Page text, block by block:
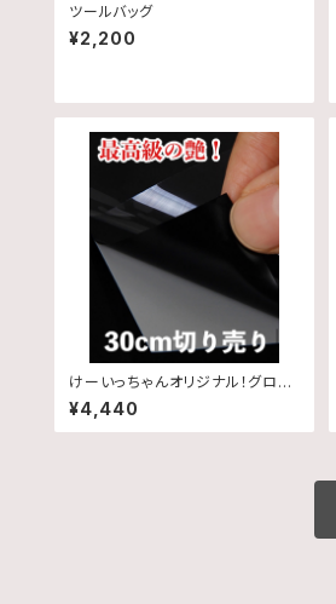
ツールバッグ
¥2,200
けーいっちゃんオリジナル！グロス
ブラックプロテクションフィルム
¥4,440